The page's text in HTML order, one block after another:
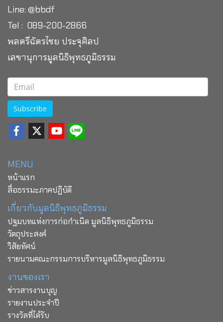
Line: @bbdf
Tel : 089-200-2866
พลตรีฉัตรไชย ประจุศิลป
เลขานุการมูลนิธิพุทธภูมิธรรม
Subscribe
MENU
หน้าแรก
สื่อธรรมะภาคปฏิบัติ
เกี่ยวกับมูลนิธิพุทธภูมิธรรม
ปฐมบทแห่งการก่อกำเนิด มูลนิธิพุทธภูมิธรรม
วัตถุประสงค์
วิสัยทัศน์
รายนามคณะกรรมการบริหารมูลนิธิพุทธภูมิธรรม
งานของเรา
ข่าวสารงานบุญ
รายงานประจำปี
รางวัลที่ได้รับ